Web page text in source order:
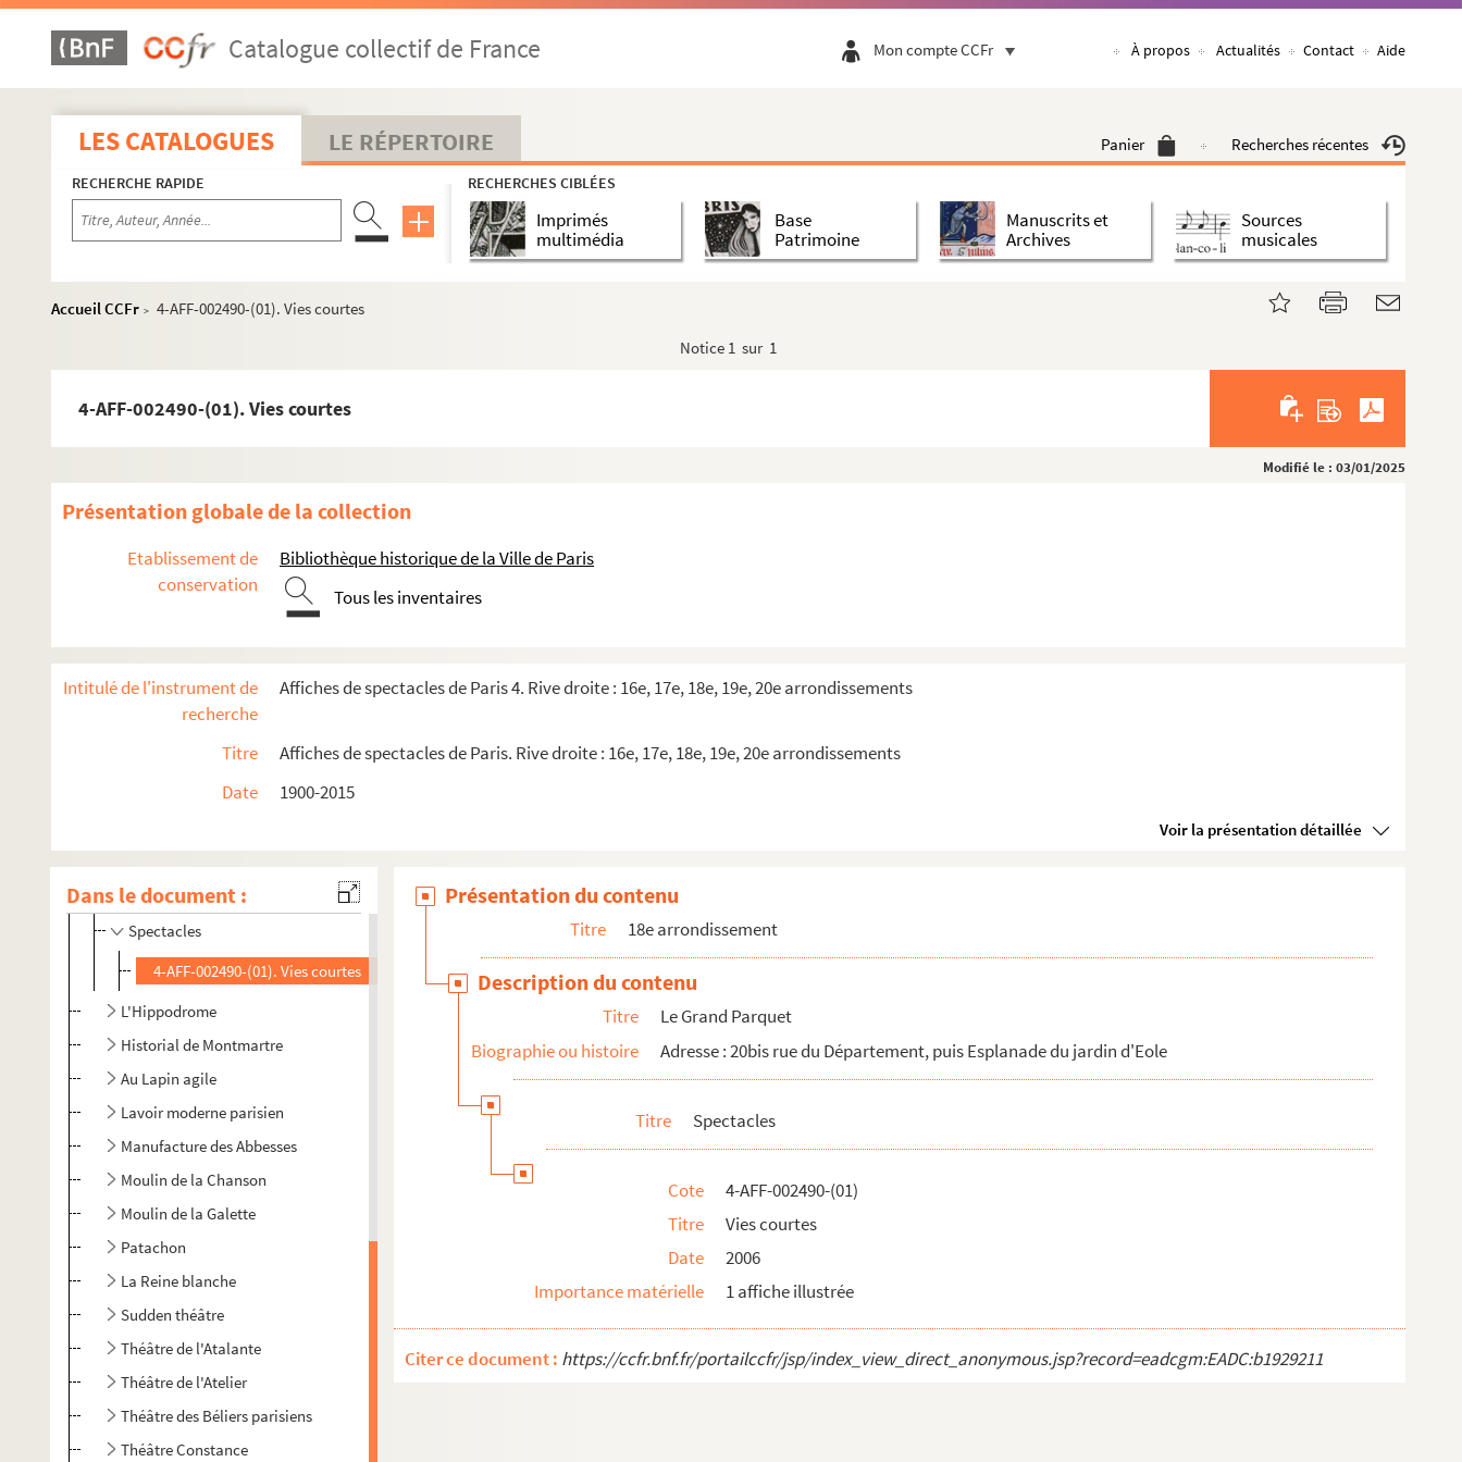
Catalogue collectif de France Mon compte CCFr À propos Actualités Contact Aide
LES CATALOGUES LE RÉPERTOIRE Panier Recherches récentes
RECHERCHE RAPIDE RECHERCHES CIBLÉES
Imprimés
multimédia
Base
Patrimoine
Manuscrits et
Archives
Sources
musicales
Accueil CCFr > 4-AFF-002490-(01). Vies courtes
Notice 1 sur 1
4-AFF-002490-(01). Vies courtes
Modifié le : 03/01/2025
Présentation globale de la collection
Etablissement de
conservation
Bibliothèque historique de la Ville de Paris
Tous les inventaires
Intitulé de l'instrument de
recherche
Affiches de spectacles de Paris 4. Rive droite : 16e, 17e, 18e, 19e, 20e arrondissements
Titre
Affiches de spectacles de Paris. Rive droite : 16e, 17e, 18e, 19e, 20e arrondissements
Date
1900-2015
Voir la présentation détaillée
Dans le document :
16e arrondissement
17e arrondissement
18e arrondissement
Les Abbesses
L'Archipel
Bal du Moulin Rouge
La Boule noire
Chapiteau Romanès
Chez Plumeau
La Cigale
Ciné 13 Théâtre. Ciné-Théâtre du Moulin de la Galette
Cour du Maroc
Le Divan du monde
Dix-Huit Théâtre
Elysée-Montmartre
L'Etoile du Nord
Le Funambule
Le Grand Parquet
Spectacles
4-AFF-002490-(01). Vies courtes
L'Hippodrome
Historial de Montmartre
Au Lapin agile
Lavoir moderne parisien
Manufacture des Abbesses
Moulin de la Chanson
Moulin de la Galette
Patachon
La Reine blanche
Sudden théâtre
Théâtre de l'Atalante
Théâtre de l'Atelier
Théâtre des Béliers parisiens
Théâtre Constance
Présentation du contenu
Titre 18e arrondissement
Description du contenu
Titre
Le Grand Parquet
Biographie ou histoire
Adresse : 20bis rue du Département, puis Esplanade du jardin d'Eole
Titre Spectacles
Cote
4-AFF-002490-(01)
Titre
Vies courtes
Date
2006
Importance matérielle
1 affiche illustrée
Citer ce document : https://ccfr.bnf.fr/portailccfr/jsp/index_view_direct_anonymous.jsp?record=eadcgm:EADC:b1929211